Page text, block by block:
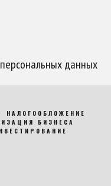
данных
НАЛОГООБЛОЖЕНИЕ
БИЗНЕСА